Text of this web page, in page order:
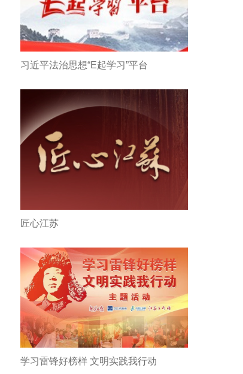
习近平法治思想“E起学习”平台
匠心江苏
学习雷锋好榜样 文明实践我行动